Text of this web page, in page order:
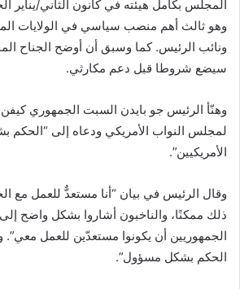
المجلس بكامل هيئته في كانون الثاني/يناير
وهو ثالث أهم منصب سياسي في الولايات
ونائب الرئيس. كما وسبق أن أوضح الجناح
سيضع شروطا قبل دعم مكارثي.
وهنّأ الرئيس جو بايدن السبت الجمهوري كيفن
لمجلس النواب الأمريكي ودعاه إلى
الأمريكيين”.
وقال الرئيس في بيان “أنا مستعدٌّ للعمل مع
ذلك ممكنًا، والناخبون أشاروا بشكل واضح
الجمهوريين أن يكونوا مستعدّين للعمل
الحكم بشكل مسؤول”.